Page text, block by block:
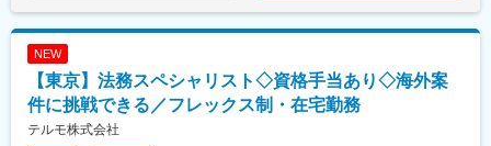
フレックスタイム制度・週2日までの在宅勤務可、平均残業20h、
■想定されるキャリアパス
購買分野の専門性を高め、将来的に全社調達戦略のリーダーや部
門横断プロジェクトへの参画などキャリアアップが可能。
ど）
※ご経験やスキルに応じて、業務内容は柔軟に検討いたします。
NEW
【東京】法務スペシャリスト◇資格手当あり◇海外案
件に挑戦できる／フレックス制・在宅勤務
テルモ株式会社